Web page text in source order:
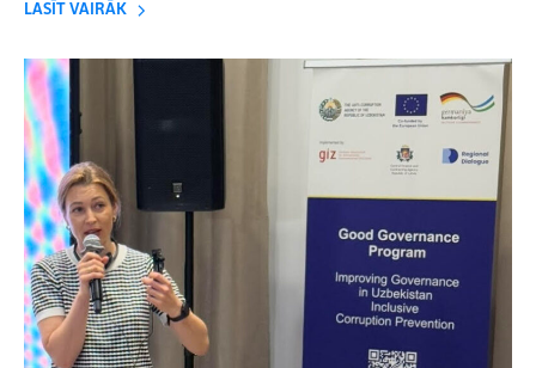
LASĪT VAIRĀK